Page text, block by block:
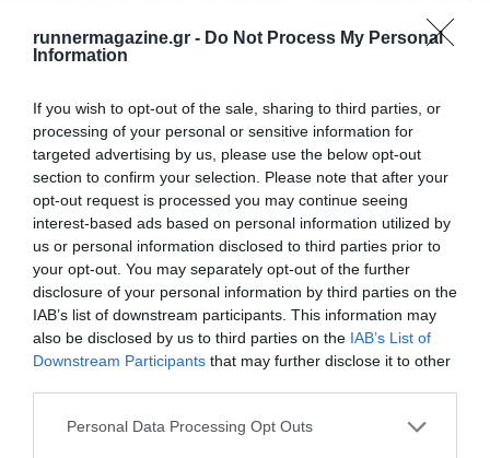
runnermagazine.gr - Do Not Process My Personal
Information
If you wish to opt-out of the sale, sharing to third parties, or
processing of your personal or sensitive information for
targeted advertising by us, please use the below opt-out
section to confirm your selection. Please note that after your
opt-out request is processed you may continue seeing
interest-based ads based on personal information utilized by
us or personal information disclosed to third parties prior to
your opt-out. You may separately opt-out of the further
disclosure of your personal information by third parties on the
IAB’s list of downstream participants. This information may
also be disclosed by us to third parties on the IAB’s List of
Downstream Participants that may further disclose it to other
Personal Data Processing Opt Outs
Παγκόσμιο Κ20: Το πρώτο μετάλλιο για την
Ελλάδα με την …
Το πρώτο!